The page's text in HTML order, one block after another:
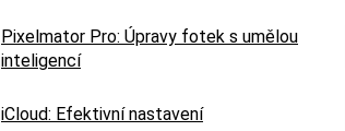
Pixelmator Pro: Úpravy fotek s umělou
inteligencí
iCloud: Efektivní nastavení